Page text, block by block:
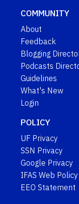
COMMUNITY
About
Feedback
Blogging
Podcasts
Guidelines
What's New
Login
POLICY
UF Privacy
SSN Privacy
Google Privacy
IFAS Web Policy
EEO Statement